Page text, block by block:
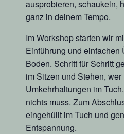
ausprobieren, schaukeln,
ganz in deinem Tempo.
Im Workshop starten wir
Einführung und einfachen
Boden. Schritt für Schritt
im Sitzen und Stehen,
Umkehrhaltungen im
nichts muss. Zum
eingehüllt im Tuch und
Entspannung.